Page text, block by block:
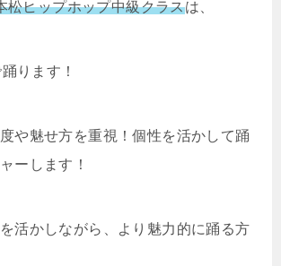
松ヒップホップ中級クラスは、
ります！
や魅せ方を重視！個性を活かして踊
ーします！
活かしながら、より魅力的に踊る方